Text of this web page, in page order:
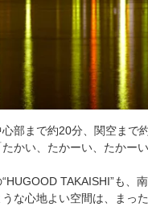
部まで約20分、関空ま
かい、たかーい、たかー
TAKAISHI”も
な心地よい空間は、まっ